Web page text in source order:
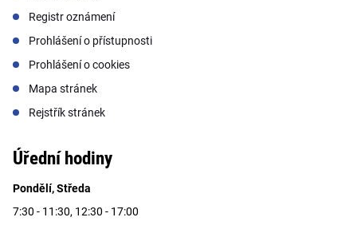
Registr oznámení
Prohlášení o přístupnosti
Prohlášení o cookies
Mapa stránek
Rejstřík stránek
Úřední hodiny
Pondělí, Středa
7:30 - 11:30, 12:30 - 17:00